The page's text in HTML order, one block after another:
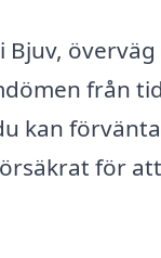
från
kan
för